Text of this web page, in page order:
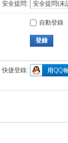
安全提問:
自動登錄
登錄
快捷登錄: